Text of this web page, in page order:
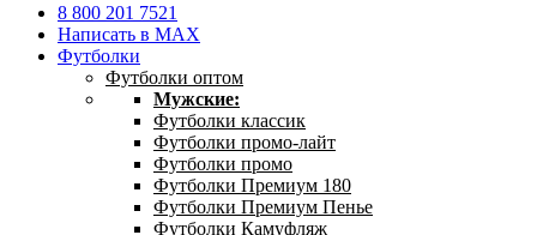
8 800 201 7521
Написать в MAX
Футболки
Футболки оптом
Мужские:
Футболки классик
Футболки промо-лайт
Футболки промо
Футболки Премиум 180
Футболки Премиум Пенье
Футболки Камуфляж